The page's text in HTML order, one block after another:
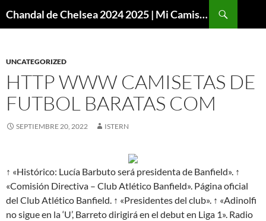
Chandal de Chelsea 2024 2025 | Mi Camiseta Futbol
UNCATEGORIZED
HTTP WWW CAMISETAS DE
FUTBOL BARATAS COM
SEPTIEMBRE 20, 2022 ISTERN
↑ «Histórico: Lucía Barbuto será presidenta de Banfield». ↑
«Comisión Directiva – Club Atlético Banfield». Página oficial
del Club Atlético Banfield. ↑ «Presidentes del club». ↑ «Adinolfi
no sigue en la ‘U’, Barreto dirigirá en el debut en Liga 1». Radio